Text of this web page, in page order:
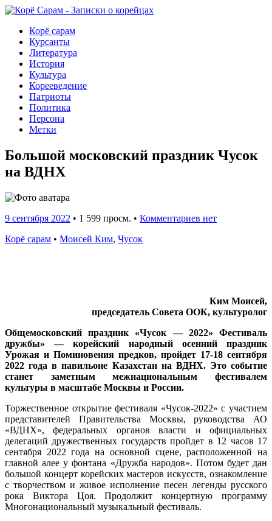
Корё сарам
Курсанты
Литература
История
Культура
Корееведение
Патриоты
Политика
Персона
Метки
Большой московский праздник Чусок
на ВДНХ
9 сентября 2022 • 1 599 просм. • Комментариев нет
Корё сарам • Моисей Ким, Чусок
Ким Моисей,
председатель Совета ООК, культуролог
Общемосковский праздник «Чусок — 2022» Фестиваль
дружбы» — корейский народный осенний праздник
Урожая и Поминовения предков, пройдет 17-18 сентября
2022 года в павильоне Казахстан на ВДНХ. Это событие
станет заметным межнациональным фестивалем
культуры в масштабе Москвы и России.
Торжественное открытие фестиваля «Чусок-2022» с участием
представителей Правительства Москвы, руководства АО
«ВДНХ», федеральных органов власти и официальных
делегаций дружественных государств пройдет в 12 часов 17
сентября 2022 года на основной сцене, расположенной на
главной алее у фонтана «Дружба народов». Потом будет дан
большой концерт корейских мастеров искусств, ознакомление
с творчеством и живое исполнение песен легенды русского
рока Виктора Цоя. Продолжит концертную программу
Многонациональный музыкальный фестиваль.